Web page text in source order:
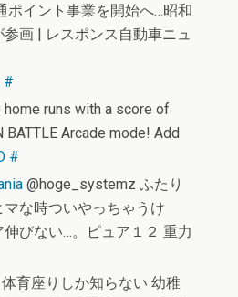
ポイント事業を開始へ…昭和
画 | レスポンス自動車ニュ
#
runs with a score of
BATTLE Arcade mode! Add
#
@hoge_systemz ふたり
な時ついやっちゃうけ
びない…。ピュア１２ 重力
体育座りしか知らない 幼稚